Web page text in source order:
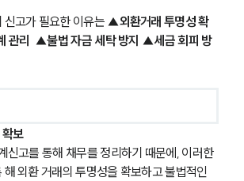
고가 필요한 이유는 ▲외환거래 투명성 확
관리  ▲불법 자금 세탁 방지 ▲세금 회피 방
보
신고를 통해 채무를 정리하기 때문에, 이러한
외환 거래의 투명성을 확보하고 불법적인